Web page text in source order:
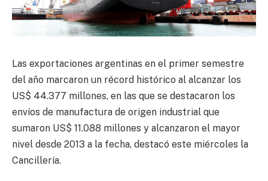
Las exportaciones argentinas en el primer semestre
del año marcaron un récord histórico al alcanzar los
US$ 44.377 millones, en las que se destacaron los
envíos de manufactura de origen industrial que
sumaron US$ 11.088 millones y alcanzaron el mayor
nivel desde 2013 a la fecha, destacó este miércoles la
Cancillería.